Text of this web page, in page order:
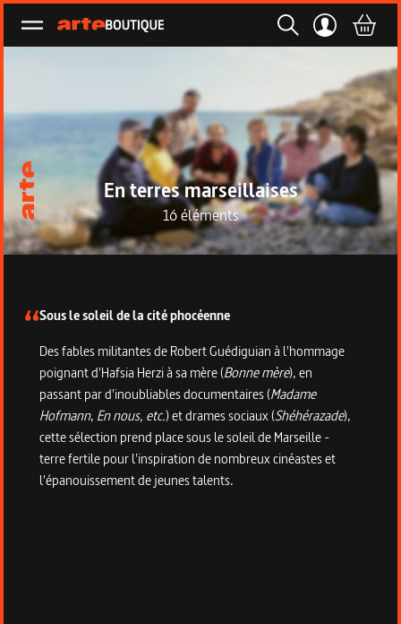
Ouvrir le menu
En terres marseillaises
16 éléments
Description de la collection
Sous le soleil de la cité phocéenne
Des fables militantes de Robert Guédiguian à l'hommage
poignant d'Hafsia Herzi à sa mère (Bonne mère), en
passant par d'inoubliables documentaires (Madame
Hofmann, En nous, etc.) et drames sociaux (Shéhérazade),
cette sélection prend place sous le soleil de Marseille -
terre fertile pour l'inspiration de nombreux cinéastes et
l'épanouissement de jeunes talents.